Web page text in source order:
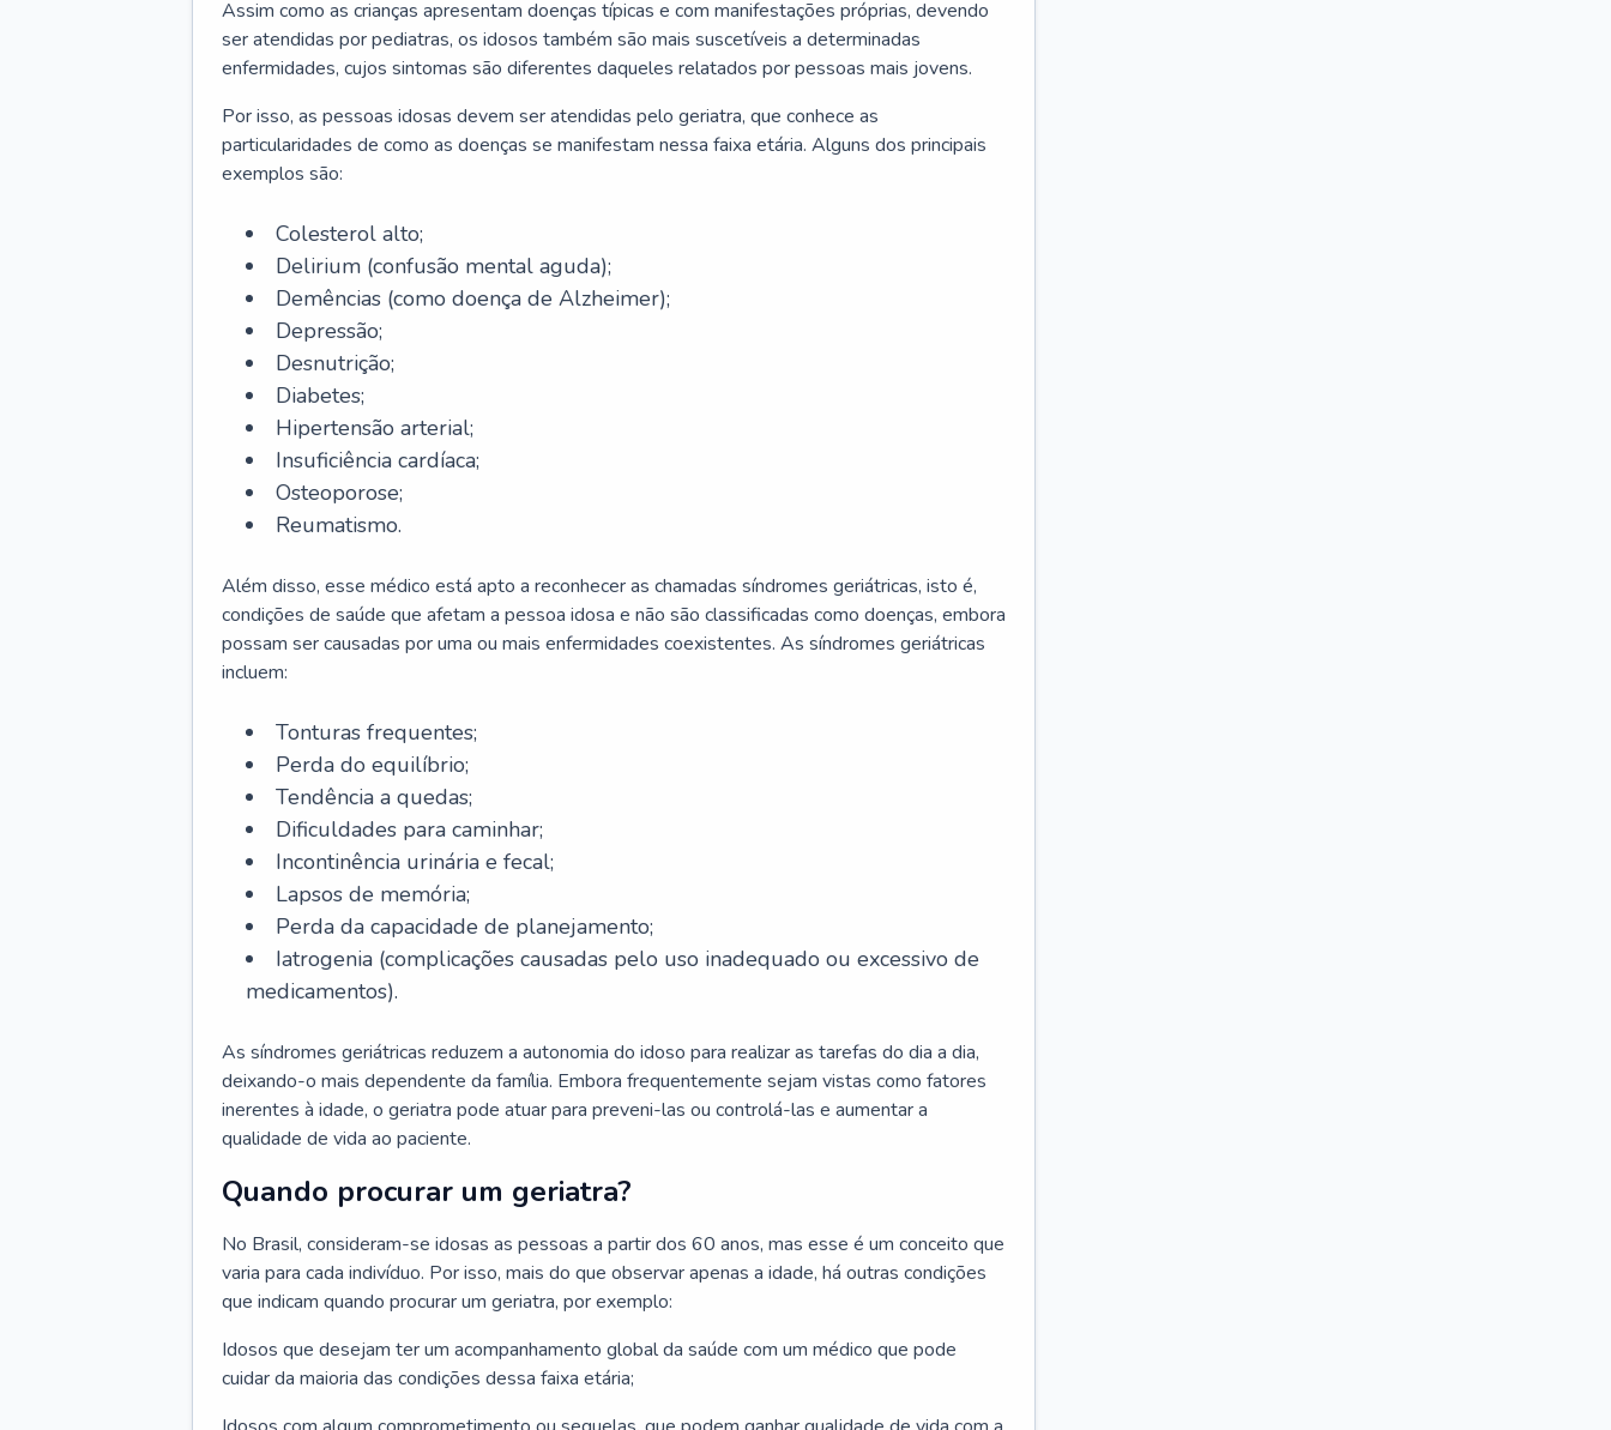
Assim como as crianças apresentam doenças típicas e com manifestações próprias, devendo
ser atendidas por pediatras, os idosos também são mais suscetíveis a determinadas
enfermidades, cujos sintomas são diferentes daqueles relatados por pessoas mais jovens.
Por isso, as pessoas idosas devem ser atendidas pelo geriatra, que conhece as
particularidades de como as doenças se manifestam nessa faixa etária. Alguns dos principais
exemplos são:
Colesterol alto;
Delirium (confusão mental aguda);
Demências (como doença de Alzheimer);
Depressão;
Desnutrição;
Diabetes;
Hipertensão arterial;
Insuficiência cardíaca;
Osteoporose;
Reumatismo.
Além disso, esse médico está apto a reconhecer as chamadas síndromes geriátricas, isto é,
condições de saúde que afetam a pessoa idosa e não são classificadas como doenças, embora
possam ser causadas por uma ou mais enfermidades coexistentes. As síndromes geriátricas
incluem:
Tonturas frequentes;
Perda do equilíbrio;
Tendência a quedas;
Dificuldades para caminhar;
Incontinência urinária e fecal;
Lapsos de memória;
Perda da capacidade de planejamento;
Iatrogenia (complicações causadas pelo uso inadequado ou excessivo de
medicamentos).
As síndromes geriátricas reduzem a autonomia do idoso para realizar as tarefas do dia a dia,
deixando-o mais dependente da família. Embora frequentemente sejam vistas como fatores
inerentes à idade, o geriatra pode atuar para preveni-las ou controlá-las e aumentar a
qualidade de vida ao paciente.
Quando procurar um geriatra?
No Brasil, consideram-se idosas as pessoas a partir dos 60 anos, mas esse é um conceito que
varia para cada indivíduo. Por isso, mais do que observar apenas a idade, há outras condições
que indicam quando procurar um geriatra, por exemplo:
Idosos que desejam ter um acompanhamento global da saúde com um médico que pode
cuidar da maioria das condições dessa faixa etária;